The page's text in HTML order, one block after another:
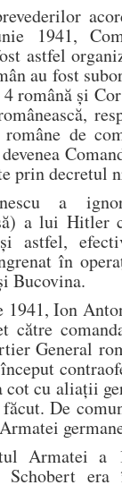
1941,
astfel
au fost
română şi
de
prin decretul
a
a lui Hitler
şi astfel,
în
Bucovina.
1941, Ion
către
General
cu aliaţii
De
Armatei a
era